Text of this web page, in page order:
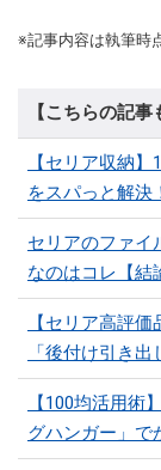
※記事内容は執筆時
【こちらの記事
【セリア収納
をスパっと解決
セリアのファイ
なのはコレ【結
【セリア高評
「後付け引き
【100均活用術
グハンガー」で